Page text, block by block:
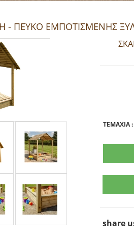
ΠΕΥΚΟ ΕΜΠΟΤΙΣΜΕΝΗΣ
TEMAXIA:
share